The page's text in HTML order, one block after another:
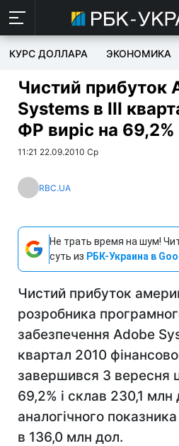
КУРС ДОЛЛАРА ЭКОНОМИКА
Чистий прибуток
Systems в III
ФР виріс на 69,2%
11:21 22.09.2010 Ср
RBC.UA
Не трать время на шум!
суть из РБК-Украина в
Чистий прибуток
розробника
забезпечення Adobe
квартал 2010
завершився 3 вересня
69,2% і склав 230,1 млн
аналогічного
в 136,0 млн дол.